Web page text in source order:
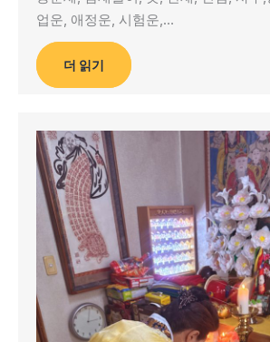
업운, 애정운, 시험운,…
더 읽기